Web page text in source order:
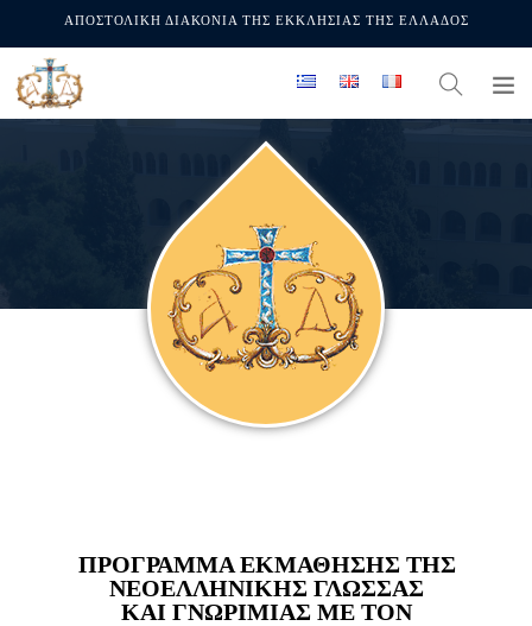
ΑΠΟΣΤΟΛΙΚΗ ΔΙΑΚΟΝΙΑ ΤΗΣ ΕΚΚΛΗΣΙΑΣ ΤΗΣ ΕΛΛΑΔΟΣ
ΠΡΟΓΡΑΜΜΑ ΕΚΜΑΘΗΣΗΣ ΤΗΣ
ΝΕΟΕΛΛΗΝΙΚΗΣ ΓΛΩΣΣΑΣ
ΚΑΙ ΓΝΩΡΙΜΙΑΣ ΜΕ ΤΟΝ